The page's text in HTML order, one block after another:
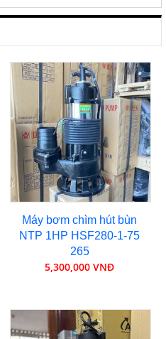
Máy bơm chìm hút bùn
NTP 1HP HSF280-1-75
265
5,300,000 VNĐ